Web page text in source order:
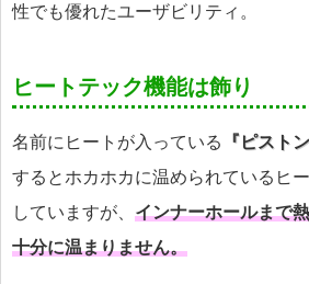
性でも優れたユーザビリティ。
ヒートテック機能は飾り
名前にヒートが入っている 『ピスト
するとホカホカに温められているヒ
していますが、 インナーホールまで
十分に温まりません。